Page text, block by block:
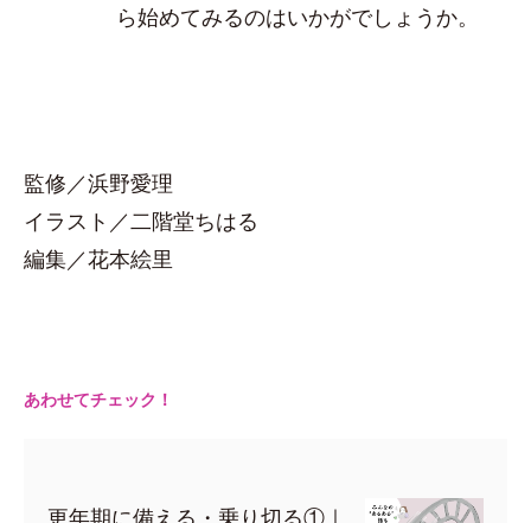
ら始めてみるのはいかがでしょうか。
監修／浜野愛理
イラスト／二階堂ちはる
編集／花本絵里
あわせてチェック！